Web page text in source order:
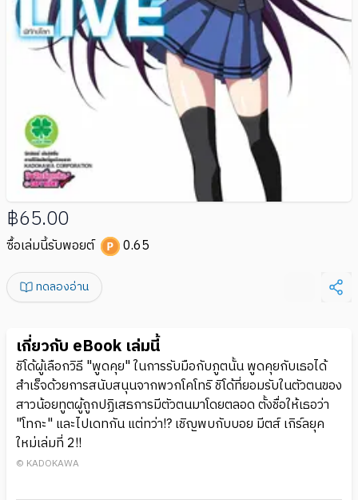
฿65.00
ซื้อเล่มนี้รับพอยต์ 0.65
ทดลองอ่าน
เกี่ยวกับ eBook เล่มนี้
ชิโด้ผู้เลือกวิธี "พูดคุย" ในการรับมือกับภูตนั้น พูดคุยกับเธอได้
สำเร็จด้วยการสนับสนุนจากพวกโคโทริ ชิโด้ที่ยอมรับในตัวตนของ
สาวน้อยทูตผู้ถูกปฏิเสธการมีตัวตนมาโดยตลอด ตั้งชื่อให้เธอว่า
"โทกะ" และไปเดทกัน แต่ทว่า!? เชิญพบกับบอย มีตส์ เกิร์ลยุค
ใหม่เล่มที่ 2!!
© KADOKAWA